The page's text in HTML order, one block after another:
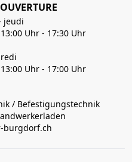
jeudi
Uhr - 17:30 Uhr
Uhr - 17:00 Uhr
/ Befestigungstechnik
burgdorf.ch